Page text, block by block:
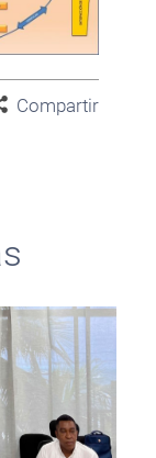
Compartir